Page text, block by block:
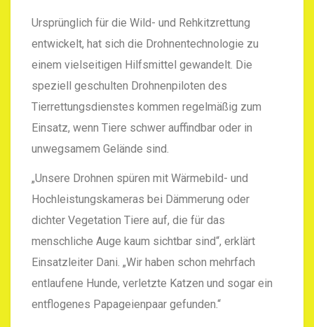
Ursprünglich für die Wild- und Rehkitzrettung
entwickelt, hat sich die Drohnentechnologie zu
einem vielseitigen Hilfsmittel gewandelt. Die
speziell geschulten Drohnenpiloten des
Tierrettungsdienstes kommen regelmäßig zum
Einsatz, wenn Tiere schwer auffindbar oder in
unwegsamem Gelände sind.
„Unsere Drohnen spüren mit Wärmebild- und
Hochleistungskameras bei Dämmerung oder
dichter Vegetation Tiere auf, die für das
menschliche Auge kaum sichtbar sind“, erklärt
Einsatzleiter Dani. „Wir haben schon mehrfach
entlaufene Hunde, verletzte Katzen und sogar ein
entflogenes Papageienpaar gefunden.“